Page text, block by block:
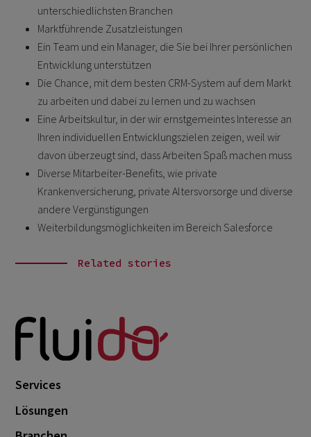
unterschiedlichsten Branchen
Marktführende Zusatzleistungen
Ein Team und ein Manager, die Sie bei Ihrer persönlichen
Entwicklung unterstützen
Die Chance, mit dem besten CRM-System auf dem Markt
zu arbeiten und dabei zu lernen und zu wachsen
Eine Arbeitskultur, in der wir ernstgemeintes Interesse an
Ihren individuellen Entwicklungszielen zeigen, weil wir
davon überzeugt sind, dass Arbeiten Spaß machen muss
Diverse Mitarbeiter-Benefits, wie private
Krankenversicherung, private Altersvorsorge und diverse
andere Vergünstigungen
Weiterbildungsmöglichkeiten im Bereich Salesforce
Related stories
Services
Lösungen